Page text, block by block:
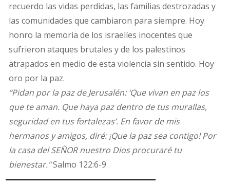
recuerdo las vidas perdidas, las familias destrozadas y
las comunidades que cambiaron para siempre. Hoy
honro la memoria de los israelíes inocentes que
sufrieron ataques brutales y de los palestinos
atrapados en medio de esta violencia sin sentido. Hoy
oro por la paz.
“Pidan por la paz de Jerusalén: ‘Que vivan en paz los
que te aman. Que haya paz dentro de tus murallas,
seguridad en tus fortalezas’. En favor de mis
hermanos y amigos, diré: ¡Que la paz sea contigo! Por
la casa del SEÑOR nuestro Dios procuraré tu
bienestar."Salmo 122:6-9